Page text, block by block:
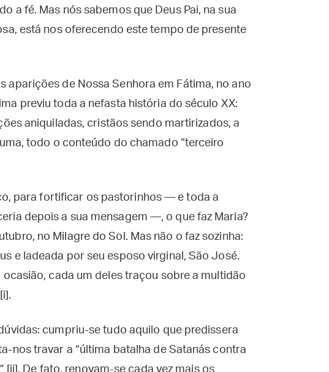
a fé. Mas nós sabemos que Deus Pai, na sua
está nos oferecendo este tempo de presente
aparições de Nossa Senhora em Fátima, no ano
previu toda a nefasta história do século XX:
aniquiladas, cristãos sendo martirizados, a
todo o conteúdo do chamado “terceiro
para fortificar os pastorinhos — e toda a
depois a sua mensagem —, o que faz Maria?
no Milagre do Sol. Mas não o faz sozinha:
e ladeada por seu esposo virginal, São José.
cada um deles traçou sobre a multidão
cumpriu-se tudo aquilo que predissera
nos travar a “última batalha de Satanás contra
[ii]. De fato, renovam-se cada vez mais os